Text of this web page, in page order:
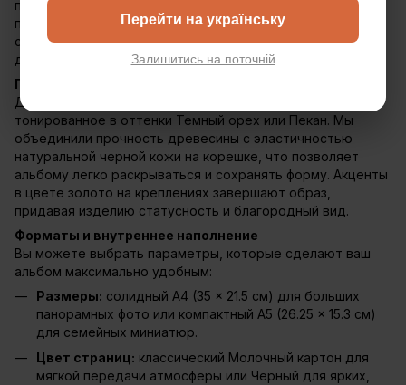
Перейти на українську
Залишитись на поточній
персональному гравированию, книга памяти
превращается в эксклюзивный подарок, который
сохранит свою актуальность и красоту на многие
десятилетия.
Премиальное качество и натуральность
Для обложки мы выбираем дерево лучших сортов,
тонированное в оттенки Темный орех или Пекан. Мы
объединили прочность древесины с эластичностью
натуральной черной кожи на корешке, что позволяет
альбому легко раскрываться и сохранять форму. Акценты
в цвете золото на креплениях завершают образ,
придавая изделию статусность и благородный вид.
Форматы и внутреннее наполнение
Вы можете выбрать параметры, которые сделают ваш
альбом максимально удобным:
Размеры: солидный А4 (35 × 21.5 см) для больших
панорамных фото или компактный А5 (26.25 × 15.3 см)
для семейных миниатюр.
Цвет страниц: классический Молочный картон для
мягкой передачи атмосферы или Черный для ярких,